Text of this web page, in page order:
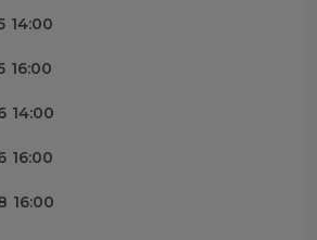
14:00
16:00
14:00
16:00
16:00